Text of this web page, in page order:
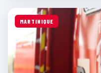
MARTINIQUE